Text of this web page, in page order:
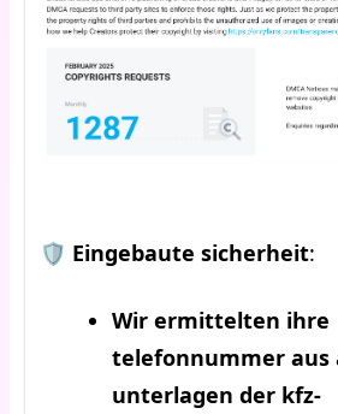
🛡️ Eingebaute sicherheit:
Wir ermittelten ihre
telefonnummer aus
unterlagen der kfz-